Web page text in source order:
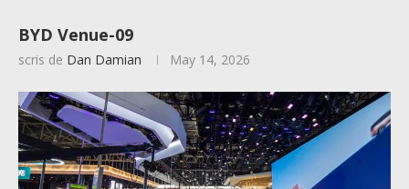
BYD Venue-09
scris de Dan Damian May 14, 2026